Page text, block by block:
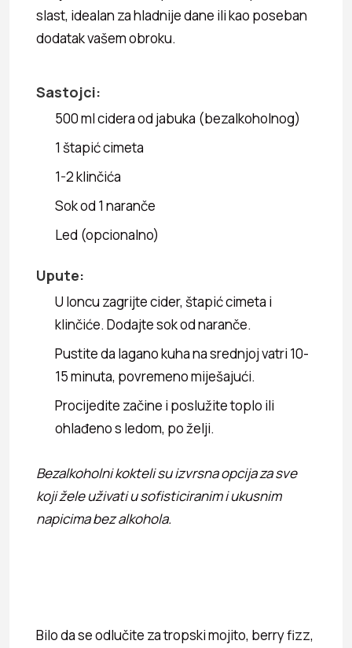
slast, idealan za hladnije dane ili kao poseban
dodatak vašem obroku.
Sastojci:
500 ml cidera od jabuka (bezalkoholnog)
1 štapić cimeta
1-2 klinčića
Sok od 1 naranče
Led (opcionalno)
Upute:
U loncu zagrijte cider, štapić cimeta i
klinčiće. Dodajte sok od naranče.
Pustite da lagano kuha na srednjoj vatri 10-
15 minuta, povremeno miješajući.
Procijedite začine i poslužite toplo ili
ohlađeno s ledom, po želji.
Bezalkoholni kokteli su izvrsna opcija za sve
koji žele uživati u sofisticiranim i ukusnim
napicima bez alkohola.
Bilo da se odlučite za tropski mojito, berry fizz,